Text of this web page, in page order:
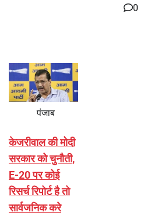
0
पंजाब
केजरीवाल की मोदी
सरकार को चुनौती,
E-20 पर कोई
रिसर्च रिपोर्ट है तो
सार्वजनिक करे